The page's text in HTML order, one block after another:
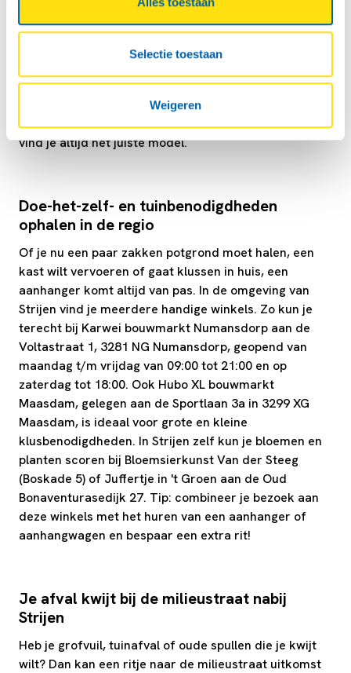
Selectie toestaan
Weigeren
In Strijen regel je jouw Boedelbak bij Argos Strijen.
Deze locatie is makkelijk bereikbaar en biedt jou de
huren voor elke klus of verhuizing. Of je nu een
aanhanger wilt huren voor transport of een
aanhangwagen zoekt voor tijdelijk gebruik, bij ons
vind je altijd het juiste model.
Doe-het-zelf- en tuinbenodigdheden
ophalen in de regio
Of je nu een paar zakken potgrond moet halen, een
kast wilt vervoeren of gaat klussen in huis, een
aanhanger komt altijd van pas. In de omgeving van
Strijen vind je meerdere handige winkels. Zo kun je
terecht bij Karwei bouwmarkt Numansdorp aan de
Voltastraat 1, 3281 NG Numansdorp, geopend van
maandag t/m vrijdag van 09:00 tot 21:00 en op
zaterdag tot 18:00. Ook Hubo XL bouwmarkt
Maasdam, gelegen aan de Sportlaan 3a in 3299 XG
Maasdam, is ideaal voor grote en kleine
klusbenodigdheden. In Strijen zelf kun je bloemen en
planten scoren bij Bloemsierkunst Van der Steeg
(Boskade 5) of Juffertje in 't Groen aan de Oud
Bonaventurasedijk 27. Tip: combineer je bezoek aan
deze winkels met het huren van een aanhanger of
aanhangwagen en bespaar een extra rit!
Je afval kwijt bij de milieustraat nabij
Strijen
Heb je grofvuil, tuinafval of oude spullen die je kwijt
wilt? Dan kan een ritje naar de milieustraat uitkomst